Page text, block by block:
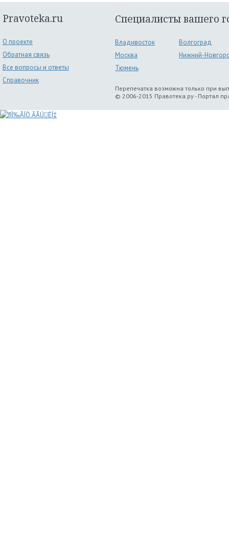
Pravoteka.ru
О проекте
Обратная связь
Все вопросы и ответы
Справочник
Специалисты вашего
Владивосток
Волгоград
Москва
Нижний-
Тюмень
Перепечатка возможна только при
© 2006-2015 Правотека.ру - Портал